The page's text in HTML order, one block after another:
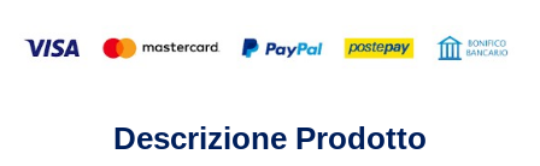
Descrizione Prodotto